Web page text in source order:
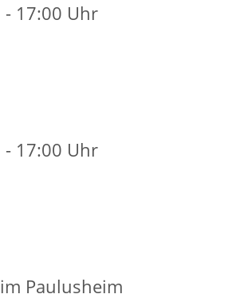
- 17:00 Uhr
- 17:00 Uhr
Paulusheim